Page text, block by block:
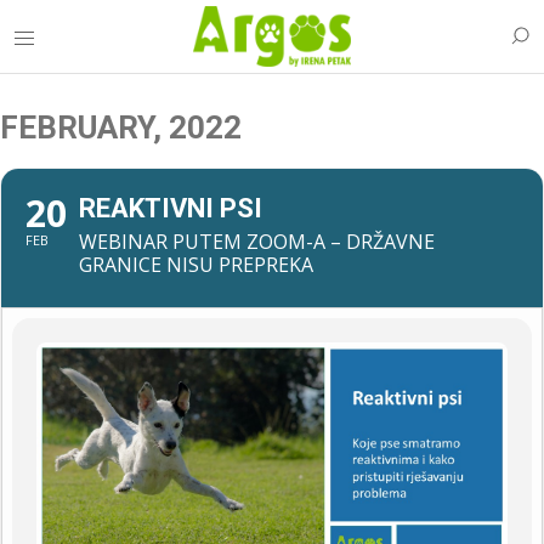
FEBRUARY, 2022
20
FEB
REAKTIVNI PSI
WEBINAR PUTEM ZOOM-A – DRŽAVNE
GRANICE NISU PREPREKA